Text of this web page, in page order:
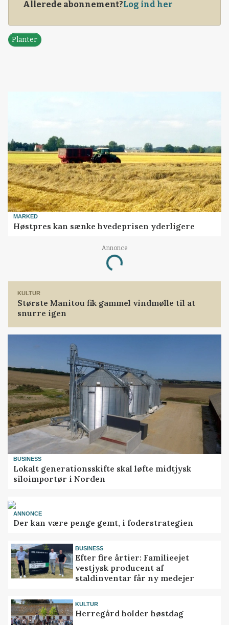
Allerede abonnement?Log ind her
Planter
MARKED
Høstpres kan sænke hvedeprisen yderligere
Annonce
Loading...
KULTUR
Største Manitou fik gammel vindmølle til at
snurre igen
BUSINESS
Lokalt generationsskifte skal løfte midtjysk
siloimportør i Norden
ANNONCE
Der kan være penge gemt, i foderstrategien
BUSINESS
Efter fire årtier: Familieejet
vestjysk producent af
staldinventar får ny medejer
KULTUR
Herregård holder høstdag